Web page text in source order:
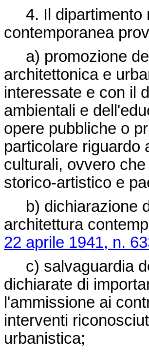
4. Il dipartimento
contemporanea
a) promozione
architettonica e
interessate e con il
ambientali e
opere pubbliche o
particolare riguardo
culturali, ovvero
storico-artistico e
b) dichiarazione
architettura
22 aprile 1941, n.
c) salvaguardia
dichiarate di
l'ammissione ai
interventi
urbanistica;